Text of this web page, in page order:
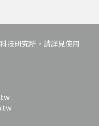
技研究所，請詳見使用